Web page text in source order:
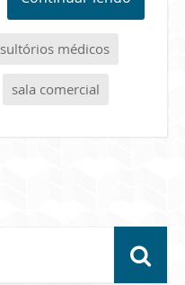
médicos
sala comercial